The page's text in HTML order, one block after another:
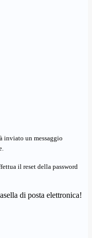
inviato un messaggio
il reset della password
di posta elettronica!